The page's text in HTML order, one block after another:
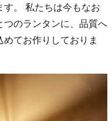
。 私たちは今もなお
のランタンに、品質へ
てお作りしておりま